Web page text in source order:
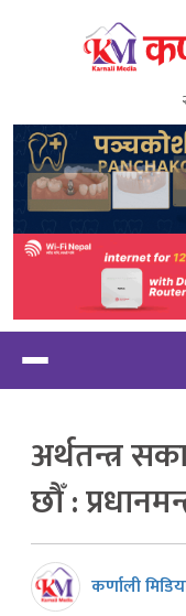
अर्थतन्त्र
छौँ :
कर्णाली